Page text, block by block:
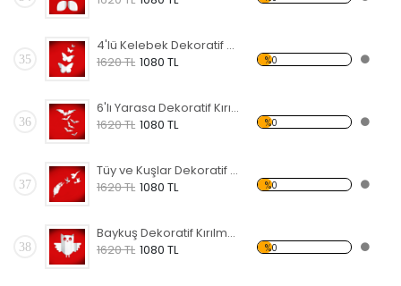
35
4'lü Kelebek Dekoratif Kırılmaz Ayna
1620 TL 1080 TL %0
36
6'lı Yarasa Dekoratif Kırılmaz Ayna
1620 TL 1080 TL %0
37
Tüy ve Kuşlar Dekoratif Kırılmaz Ayna
1620 TL 1080 TL %0
38
Baykuş Dekoratif Kırılmaz Ayna
1620 TL 1080 TL %0